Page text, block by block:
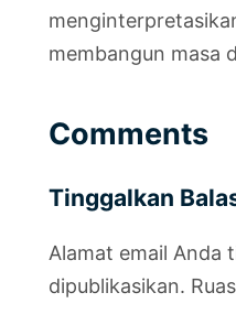
membangun masa
Comments
Tinggalkan
Alamat email Anda
dipublikasikan.